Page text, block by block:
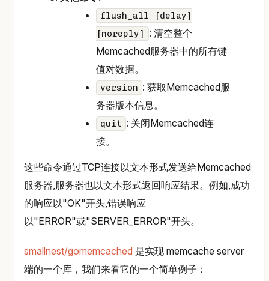
flush_all [delay]
[noreply]
: 清空整个
Memcached服务器中的所有键
值对数据。
version : 获取Memcached服
务器版本信息。
quit : 关闭Memcached连
接。
这些命令通过TCP连接以文本形式发送给Memcached
服务器,服务器也以文本形式返回响应结果。例如,成功
的响应以"OK"开头,错误响应
以"ERROR"或"SERVER_ERROR"开头。
smallnest/gomemcached 是实现 memcache server
端的一个库，我们来看它的一个简单例子：